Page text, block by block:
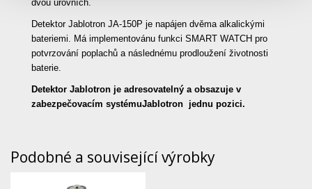
dvou úrovních.
Detektor Jablotron JA-150P je napájen dvěma alkalickými
bateriemi. Má implementovánu funkci SMART WATCH pro
potvrzování poplachů a následnému prodloužení životnosti
baterie.
Detektor Jablotron je adresovatelný a obsazuje v
zabezpečovacím systémuJablotron jednu pozici.
Podobné a související výrobky